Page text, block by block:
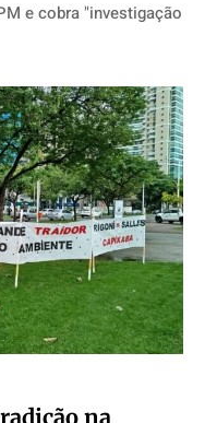
e cobra "investigação
na